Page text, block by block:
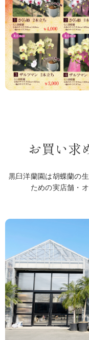
お買い求
黒臼洋蘭園は胡蝶蘭の
ための実店舗・